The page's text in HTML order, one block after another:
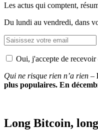
Les actus qui comptent,
Du lundi au vendredi, dans
Oui, j'accepte de
Qui ne risque rien n’a rien –
plus populaires. En
Long Bitcoin,